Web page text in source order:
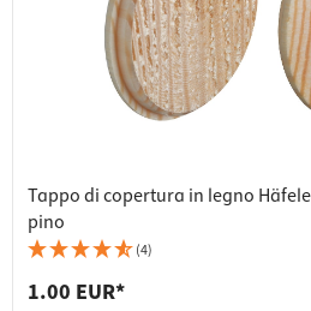
Tappo di copertura in legno
pino
(4)
1.00 EUR*